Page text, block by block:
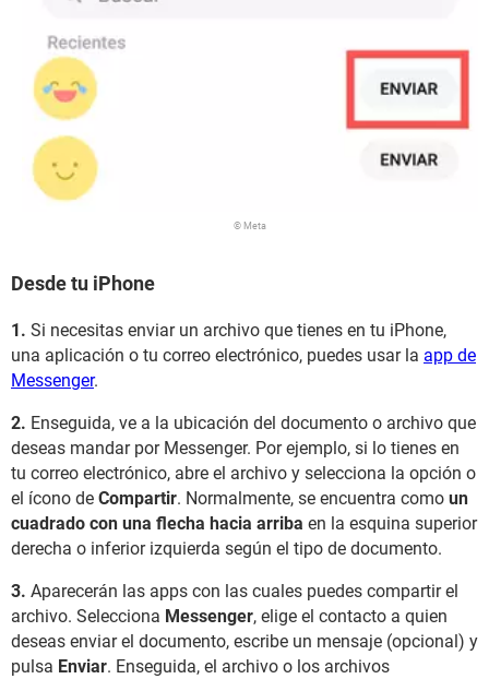
© Meta
Desde tu iPhone
1. Si necesitas enviar un archivo que tienes en tu iPhone,
una aplicación o tu correo electrónico, puedes usar la app de
Messenger.
2. Enseguida, ve a la ubicación del documento o archivo que
deseas mandar por Messenger. Por ejemplo, si lo tienes en
tu correo electrónico, abre el archivo y selecciona la opción o
el ícono de Compartir. Normalmente, se encuentra como un
cuadrado con una flecha hacia arriba en la esquina superior
derecha o inferior izquierda según el tipo de documento.
3. Aparecerán las apps con las cuales puedes compartir el
archivo. Selecciona Messenger, elige el contacto a quien
deseas enviar el documento, escribe un mensaje (opcional) y
pulsa Enviar. Enseguida, el archivo o los archivos